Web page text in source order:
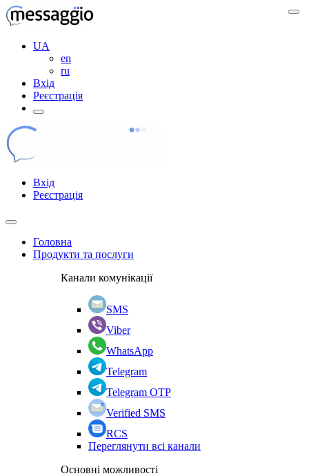
UA
en
ru
Вхід
Реєстрація
Вхід
Реєстрація
Головна
Продукти та послуги
Канали комунікації
SMS
Viber
WhatsApp
Telegram
Telegram OTP
Verified SMS
RCS
Переглянути всі канали
Основні можливості